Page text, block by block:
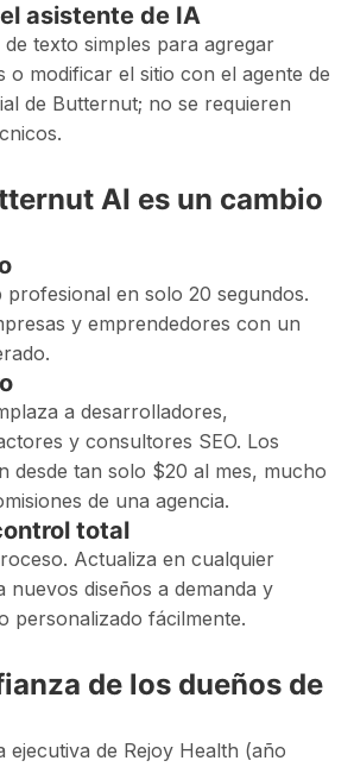
asistente de IA
texto simples para agregar
o modificar el sitio con el agente de
de Butternut; no se requieren
AI es un cambio
profesional en solo 20 segundos.
y emprendedores con un
a desarrolladores,
y consultores SEO. Los
desde tan solo $20 al mes, mucho
de una agencia.
total
Actualiza en cualquier
nuevos diseños a demanda y
personalizado fácilmente.
de los dueños de
ejecutiva de Rejoy Health (año